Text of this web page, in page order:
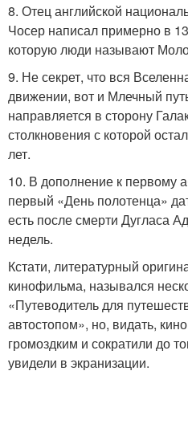
8. Отец английской
Чосер написал примерно в
которую люди называют
9. Не секрет, что вся
движении, вот и Млечный
направляется в сторону
столкновения с которой
лет.
10. В дополнение к первому
первый «День полотенца»
есть после смерти Дугласа
недель.
Кстати, литературный
кинофильма, назывался
«Путеводитель для
автостопом», но, видать,
громоздким и сократили до
увидели в экранизации.